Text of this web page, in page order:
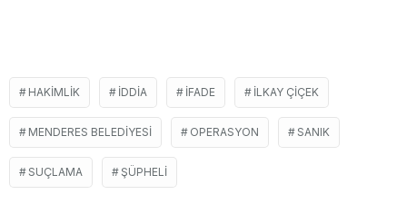
HAKIMLIK IDDIA IFADE ILKAY ÇIÇEK
MENDERES BELEDIYESI OPERASYON SANIK
SUÇLAMA ŞÜPHELI